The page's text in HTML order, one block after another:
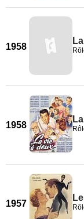
1958
1958
1957